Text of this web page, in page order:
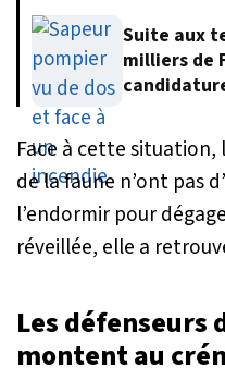
Suite aux
milliers de
Face à cette
de la faune n’ont pas
l’endormir pour
réveillée, elle a
Les défenseurs
montent au